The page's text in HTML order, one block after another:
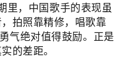
，中国歌手的表现虽
拍照靠精修，唱歌靠
气绝对值得鼓励。正是
的差距。